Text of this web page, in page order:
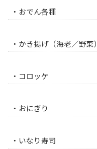
・おでん各種
・かき揚げ（海老／野菜）
・コロッケ
・おにぎり
・いなり寿司